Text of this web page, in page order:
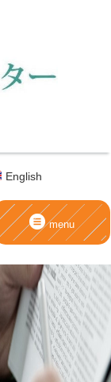
English
menu